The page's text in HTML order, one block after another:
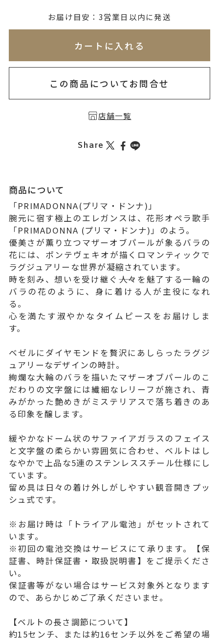
(刻印について)※必ず選択ください
お届け目安：3営業日以内に発送
カートに入れる
この商品についてお問合せ
店舗一覧
Share
商品について
「PRIMADONNA(プリマ・ドンナ)」
腕元に宿す極上のエレガンスは、花形オペラ歌手
「PRIMADONNA (プリマ・ドンナ)」のよう。
優美さが薫り立つマザーオブパールが象るバラの
花には、ポンテヴェキオが描くロマンティックで
ラグジュアリーな世界が凝縮されています。
時を刻み、想いを受け継ぐ――人々を魅了する一輪の
バラの花のように、身に着ける人が主役になれ
る。
心を満たす淑やかなタイムピースをお届けしま
す。
ベゼルにダイヤモンドを贅沢にあしらったラグジ
ュアリーなデザインの時計。
絢爛な大輪のバラを描いたマザーオブパールのこ
だわりの文字盤には繊細なレリーフが施され、青
みがかった艶めきがミステリアスで落ち着きのあ
る印象を醸します。
緩やかなドーム状のサファイアガラスのフェイス
と文字盤の柔らかい雰囲気に合わせ、ベルトはし
なやかで上品な5連のステンレススチール仕様にし
ています。
留め具は日々の着け外しがしやすい観音開きプッ
シュ式です。
※お届け時は「トライアル電池」がセットされて
います。
※初回の電池交換はサービスにて承ります。【保
証書、時計保証書・取扱説明書】をご提示くださ
い。
保証書等がない場合はサービス対象外となります
ので、あらかじめご了承くださいませ。
【ベルトの長さ調節について】
約15センチ、または約16センチ以外をご希望の場